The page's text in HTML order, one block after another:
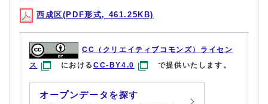
西成区(PDF形式, 461.25KB)
CC（クリエイティブコモンズ）ライセン
ス
におけるCC-BY4.0 で提供いたします。
オープンデータを探す